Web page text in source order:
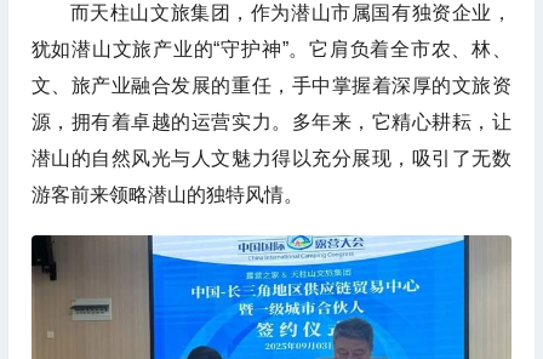
而天柱山文旅集团，作为潜山市属国有独资企业，
犹如潜山文旅产业的“守护神”。它肩负着全市农、林、
文、旅产业融合发展的重任，手中掌握着深厚的文旅资
源，拥有着卓越的运营实力。多年来，它精心耕耘，让
潜山的自然风光与人文魅力得以充分展现，吸引了无数
游客前来领略潜山的独特风情。